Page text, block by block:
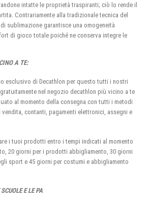
intatte le proprietà traspiranti; ciò lo rende il
Contrariamente alla tradizionale tecnica del
sublimazione garantisce una omogeneità
di gioco totale poiché ne conserva integre le
A TE:
esclusivo di Decathlon per questo tutti i nostri
nel negozio decathlon più vicino a te
al momento della consegna con tutti i metodi
contanti, pagamenti elettronici, assegni e
i tuoi prodotti entro i tempi indicati al momento
20 giorni per i prodotti abbigliamento, 30 giorni
sport e 45 giorni per costumi e abbigliamento
E LE PA